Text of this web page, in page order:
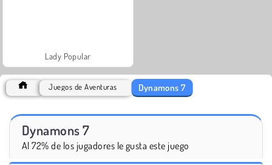
Lady Popular
Juegos de Aventuras Dynamons 7
Dynamons 7
Al 72% de los jugadores le gusta este juego